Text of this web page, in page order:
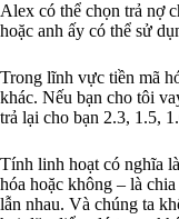
Alex có thể chọn trả nợ
hoặc anh ấy có thể sử
Trong lĩnh vực tiền mã
khác. Nếu bạn cho tôi
trả lại cho bạn 2.3, 1.5,
Tính linh hoạt có nghĩa
hóa hoặc không – là
lẫn nhau. Và chúng ta